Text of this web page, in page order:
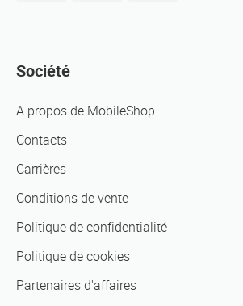
Société
A propos de MobileShop
Contacts
Carrières
Conditions de vente
Politique de confidentialité
Politique de cookies
Partenaires d'affaires